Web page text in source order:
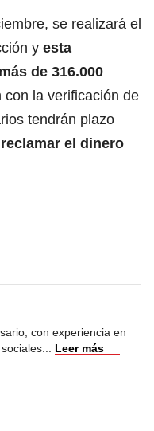
se realizará el
y esta
de 316.000
con la verificación de
tendrán plazo
el dinero
con experiencia en
Leer más